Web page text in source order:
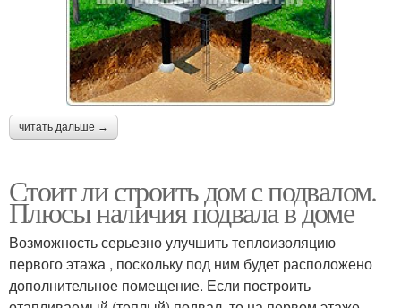
читать дальше →
Стоит ли строить дом с подвалом.
Плюсы наличия подвала в доме
Возможность серьезно улучшить теплоизоляцию
первого этажа , поскольку под ним будет расположено
дополнительное помещение. Если построить